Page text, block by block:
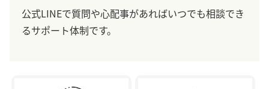
公式LINEで質問や心配事があればいつでも相談でき
るサポート体制です。